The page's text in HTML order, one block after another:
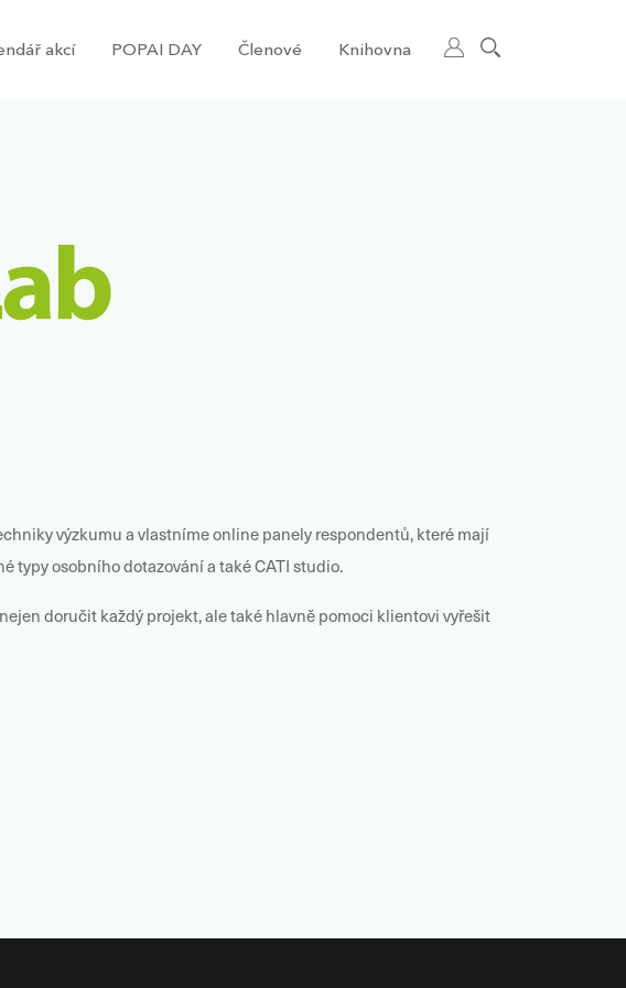
akcí POPAI DAY Členové Knihovna
výzkumu a vlastníme online panely respondentů, které mají
typy osobního dotazování a také CATI studio.
doručit každý projekt, ale také hlavně pomoci klientovi vyřešit